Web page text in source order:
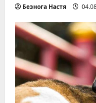
Безнога Настя